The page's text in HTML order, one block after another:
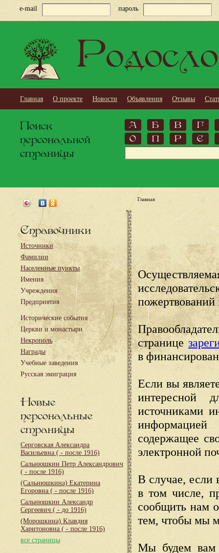
e-mail пароль
Главная О проекте Новости Объявления Отзывы
Поиск
персональной
страницы
А Б В
Г
О
П Р С
Справочники
Источники
Фамилии
Населенные пункты
Имения
Учреждения
Предприятия
Исторические события
Церкви и монастыри
Некрополь
Награды
Учебные заведения
Русская эмиграция
Новые
персональные
страницы
Серговская Александра
Васильевна ( - после 1916)
Сальнюшкин Петр Александрович
( - после 1916)
(Сальнюшкина) Екатерина
Егоровна ( - после 1916)
Сальнюшкин Александр
Сергеевич ( - до 1916)
(Морошкина) Клавдия
Харитоновна ( - после 1916)
все страницы
Главная
пожертвований
странице
в
Если вы
интересной
источниками
содержащее
электронной
В случае, если
в том числе,
сообщить нам
тем, чтобы мы
Мы будем вам